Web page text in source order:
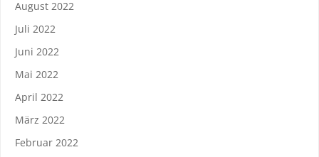
August 2022
Juli 2022
Juni 2022
Mai 2022
April 2022
März 2022
Februar 2022